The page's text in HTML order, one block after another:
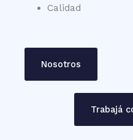
Calidad
Nosotros
Trabajá